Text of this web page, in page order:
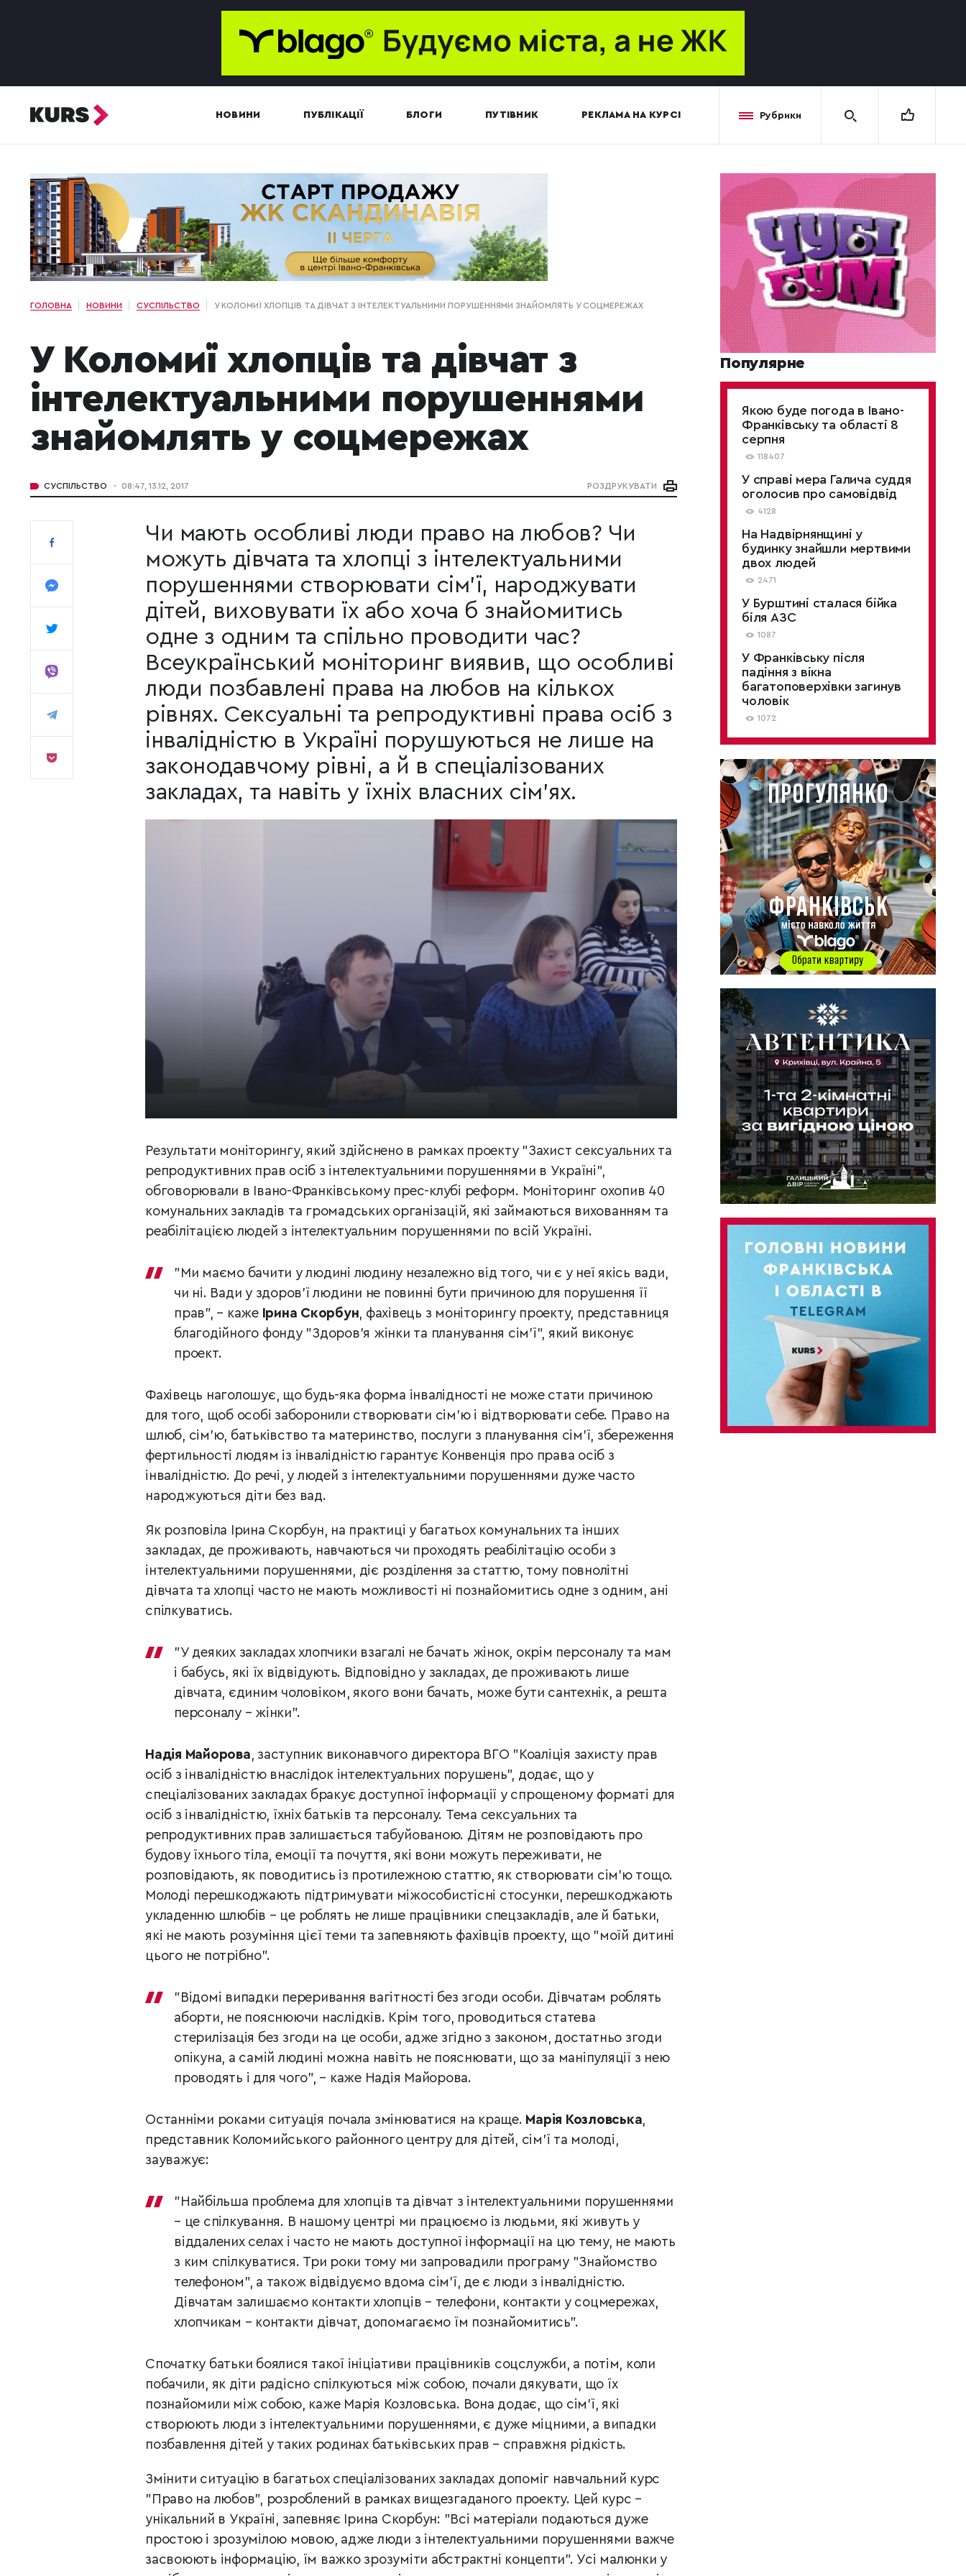
НОВИНИ ПУБЛІКАЦІЇ БЛОГИ ПУТІВНИК РЕКЛАМА НА КУРСІ Рубрики
ГОЛОВНА НОВИНИ СУСПІЛЬСТВО У КОЛОМИЇ ХЛОПЦІВ ТА ДІВЧАТ З ІНТЕЛЕКТУАЛЬНИМИ ПОРУШЕННЯМИ ЗНАЙОМЛЯТЬ У СОЦМЕРЕЖАХ
У Коломиї хлопців та дівчат з
інтелектуальними порушеннями
знайомлять у соцмережах
СУСПІЛЬСТВО 08:47, 13.12, 2017 РОЗДРУКУВАТИ
Чи мають особливі люди право на любов? Чи
можуть дівчата та хлопці з інтелектуальними
порушеннями створювати сім'ї, народжувати
дітей, виховувати їх або хоча б знайомитись
одне з одним та спільно проводити час?
Всеукраїнський моніторинг виявив, що особливі
люди позбавлені права на любов на кількох
рівнях. Сексуальні та репродуктивні права осіб з
інвалідністю в Україні порушуються не лише на
законодавчому рівні, а й в спеціалізованих
закладах, та навіть у їхніх власних сім'ях.
Результати моніторингу, який здійснено в рамках проекту "Захист сексуальних та
репродуктивних прав осіб з інтелектуальними порушеннями в Україні",
обговорювали в Івано-Франківському прес-клубі реформ. Моніторинг охопив 40
комунальних закладів та громадських організацій, які займаються вихованням та
реабілітацією людей з інтелектуальним порушеннями по всій Україні.
"Ми маємо бачити у людині людину незалежно від того, чи є у неї якісь вади,
чи ні. Вади у здоров’ї людини не повинні бути причиною для порушення її
прав", – каже Ірина Скорбун, фахівець з моніторингу проекту, представниця
благодійного фонду "Здоров’я жінки та планування сім’ї", який виконує
проект.
Фахівець наголошує, що будь-яка форма інвалідності не може стати причиною
для того, щоб особі заборонили створювати сім’ю і відтворювати себе. Право на
шлюб, сім’ю, батьківство та материнство, послуги з планування сім’ї, збереження
фертильності людям із інвалідністю гарантує Конвенція про права осіб з
інвалідністю. До речі, у людей з інтелектуальними порушеннями дуже часто
народжуються діти без вад.
Як розповіла Ірина Скорбун, на практиці у багатьох комунальних та інших
закладах, де проживають, навчаються чи проходять реабілітацію особи з
інтелектуальними порушеннями, діє розділення за статтю, тому повнолітні
дівчата та хлопці часто не мають можливості ні познайомитись одне з одним, ані
спілкуватись.
"У деяких закладах хлопчики взагалі не бачать жінок, окрім персоналу та мам
і бабусь, які їх відвідують. Відповідно у закладах, де проживають лише
дівчата, єдиним чоловіком, якого вони бачать, може бути сантехнік, а решта
персоналу – жінки".
Надія Майорова, заступник виконавчого директора ВГО "Коаліція захисту прав
осіб з інвалідністю внаслідок інтелектуальних порушень", додає, що у
спеціалізованих закладах бракує доступної інформації у спрощеному форматі для
осіб з інвалідністю, їхніх батьків та персоналу. Тема сексуальних та
репродуктивних прав залишається табуйованою. Дітям не розповідають про
будову їхнього тіла, емоції та почуття, які вони можуть переживати, не
розповідають, як поводитись із протилежною статтю, як створювати сім’ю тощо.
Молоді перешкоджають підтримувати міжособистісні стосунки, перешкоджають
укладенню шлюбів – це роблять не лише працівники спецзакладів, але й батьки,
які не мають розуміння цієї теми та запевняють фахівців проекту, що "моїй дитині
цього не потрібно".
"Відомі випадки переривання вагітності без згоди особи. Дівчатам роблять
аборти, не пояснюючи наслідків. Крім того, проводиться статева
стерилізація без згоди на це особи, адже згідно з законом, достатньо згоди
опікуна, а самій людині можна навіть не пояснювати, що за маніпуляції з нею
проводять і для чого", – каже Надія Майорова.
Останніми роками ситуація почала змінюватися на краще. Марія Козловська,
представник Коломийського районного центру для дітей, сім’ї та молоді,
зауважує:
"Найбільша проблема для хлопців та дівчат з інтелектуальними порушеннями
– це спілкування. В нашому центрі ми працюємо із людьми, які живуть у
віддалених селах і часто не мають доступної інформації на цю тему, не мають
з ким спілкуватися. Три роки тому ми запровадили програму "Знайомство
телефоном", а також відвідуємо вдома сім’ї, де є люди з інвалідністю.
Дівчатам залишаємо контакти хлопців – телефони, контакти у соцмережах,
хлопчикам – контакти дівчат, допомагаємо їм познайомитись".
Спочатку батьки боялися такої ініціативи працівників соцслужби, а потім, коли
побачили, як діти радісно спілкуються між собою, почали дякувати, що їх
познайомили між собою, каже Марія Козловська. Вона додає, що сім’ї, які
створюють люди з інтелектуальними порушеннями, є дуже міцними, а випадки
позбавлення дітей у таких родинах батьківських прав – справжня рідкість.
Змінити ситуацію в багатьох спеціалізованих закладах допоміг навчальний курс
"Право на любов", розроблений в рамках вищезгаданого проекту. Цей курс –
унікальний в Україні, запевняє Ірина Скорбун: "Всі матеріали подаються дуже
простою і зрозумілою мовою, адже люди з інтелектуальними порушеннями важче
засвоюють інформацію, їм важко зрозуміти абстрактні концепти". Усі малюнки у
Популярне
Якою буде погода в Івано-
Франківську та області 8
серпня
118407
У справі мера Галича суддя
оголосив про самовідвід
4128
На Надвірнянщині у
будинку знайшли мертвими
двох людей
2471
У Бурштині сталася бійка
біля АЗС
1087
У Франківську після
падіння з вікна
багатоповерхівки загинув
чоловік
1072